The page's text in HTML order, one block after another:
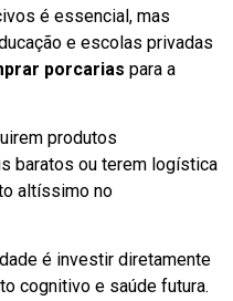
é essencial, mas
e escolas privadas
porcarias para a
produtos
baratos ou terem logística
altíssimo no
é investir diretamente
cognitivo e saúde futura.